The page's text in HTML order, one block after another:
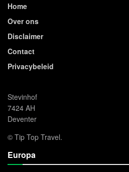
Home
Over ons
Disclaimer
Contact
Privacybeleid
Stevinhof
7424 AH
Deventer
© Tip Top Travel.
Europa